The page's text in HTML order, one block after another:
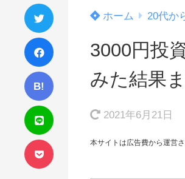
B!
ホーム 20代か
3000円投
みた結果
2021年6月21日
本サイトは広告費から運営さ